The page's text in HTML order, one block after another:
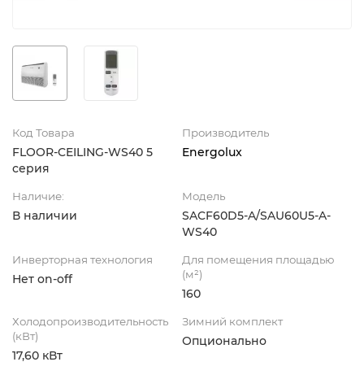
Код Товара
FLOOR-CEILING-WS40 5
серия
Производитель
Energolux
Наличие:
В наличии
Модель
SACF60D5-A/SAU60U5-A-
WS40
Инверторная технология
Нет on-off
Для помещения площадью
(м²)
160
Холодопроизводительность
(кВт)
17,60 кВт
Зимний комплект
Опционально